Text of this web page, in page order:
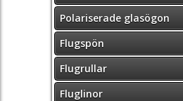
Polariserade glasögon
Flugspön
Flugrullar
Fluglinor